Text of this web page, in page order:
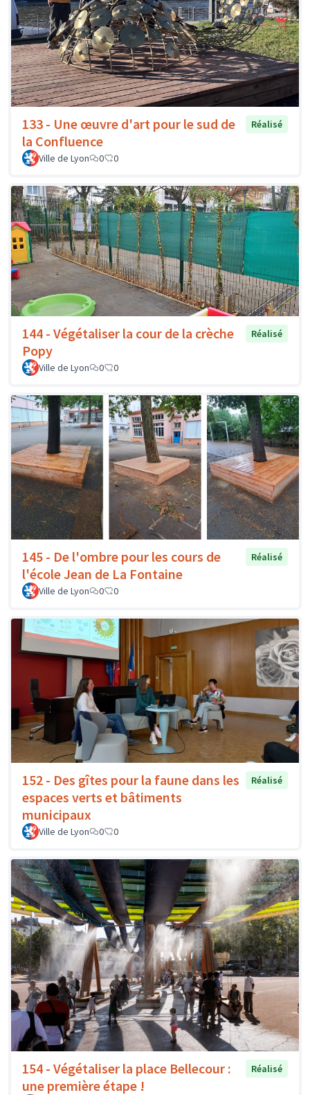
133 - Une œuvre d'art pour le sud de
la Confluence
Réalisé
Ville de Lyon 0 0
144 - Végétaliser la cour de la crèche
Popy
Réalisé
Ville de Lyon 0 0
145 - De l'ombre pour les cours de
l'école Jean de La Fontaine
Réalisé
Ville de Lyon 0 0
152 - Des gîtes pour la faune dans les
espaces verts et bâtiments
municipaux
Réalisé
Ville de Lyon 0 0
154 - Végétaliser la place Bellecour :
une première étape !
Réalisé